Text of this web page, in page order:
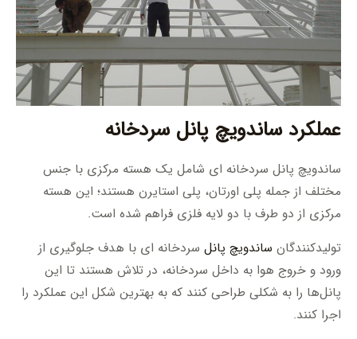
عملکرد ساندویچ پانل سردخانه
ساندویچ پانل سردخانه ای شامل یک هسته مرکزی با جنس
مختلف از جمله پلی اورتان، پلی استایرن هستند؛ این هسته
مرکزی از دو طرف با دو لایه فلزی فراهم شده است.
تولیدکنندگان ساندویچ پانل سردخانه ای با هدف جلوگیری از
ورود و خروج هوا به داخل سردخانه، در تلاش هستند تا این
پانل‌ها را به شکلی طراحی کنند که به بهترین شکل این عملکرد را
اجرا کنند.